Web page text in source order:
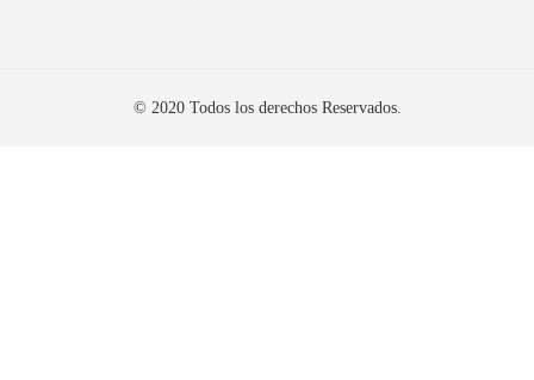
© 2020 Todos los derechos Reservados.